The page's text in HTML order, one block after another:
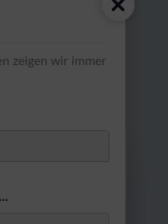
zeigen wir immer